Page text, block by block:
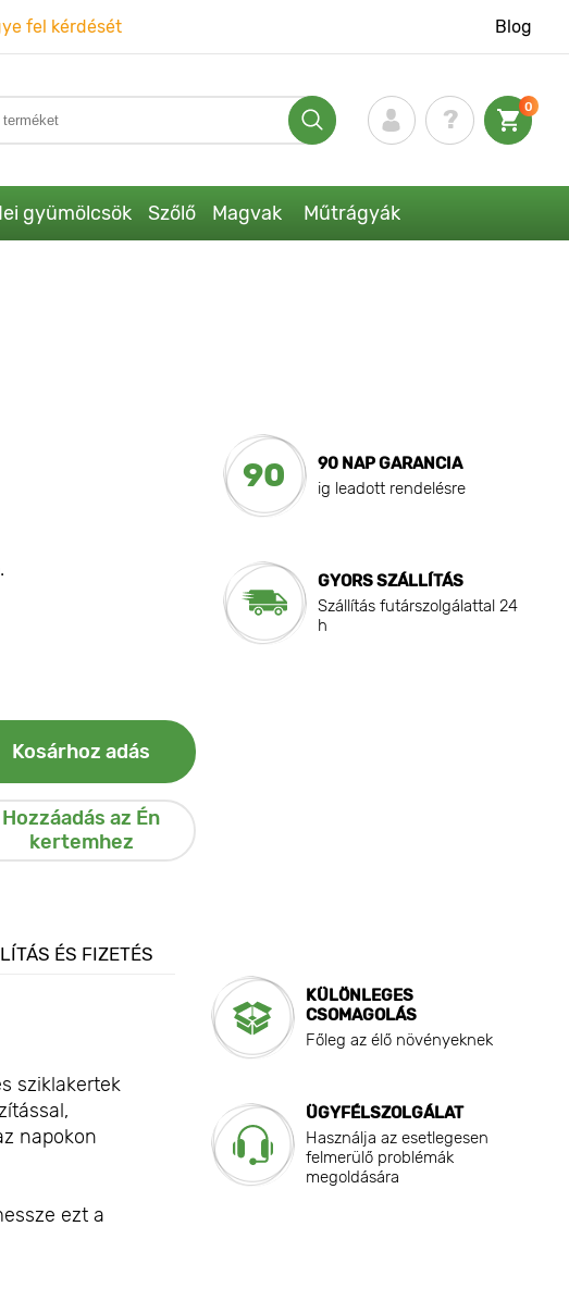
fel kérdését Blog
0
gyümölcsök Szőlő Magvak Műtrágyák
Kosárhoz adás
Hozzáadás az Én
kertemhez
90
90 NAP GARANCIA
ig leadott rendelésre
GYORS SZÁLLÍTÁS
Szállítás futárszolgálattal 24
h
ÉS FIZETÉS
sziklakertek
napokon
ezt a
KÜLÖNLEGES
CSOMAGOLÁS
Főleg az élő növényeknek
ÜGYFÉLSZOLGÁLAT
Használja az esetlegesen
felmerülő problémák
megoldására